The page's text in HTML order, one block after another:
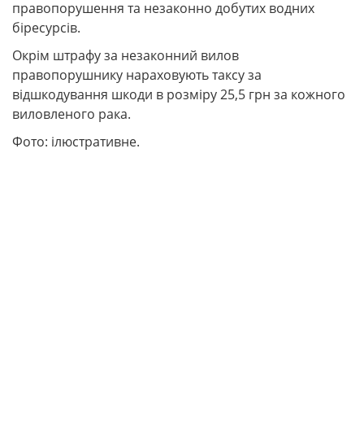
правопорушення та незаконно добутих водних
біресурсів.
Окрім штрафу за незаконний вилов
правопорушнику нараховують таксу за
відшкодування шкоди в розміру 25,5 грн за кожного
виловленого рака.
Фото: ілюстративне.